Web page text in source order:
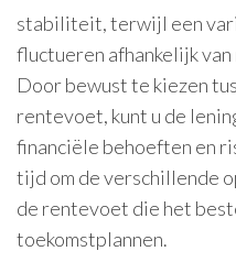
stabiliteit, terwijl een
fluctueren afhankelijk
Door bewust te kiezen
rentevoet, kunt u de
financiële behoeften en
tijd om de verschillende
de rentevoet die het
toekomstplannen.